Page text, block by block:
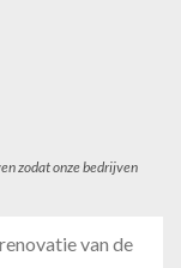
zodat onze bedrijven